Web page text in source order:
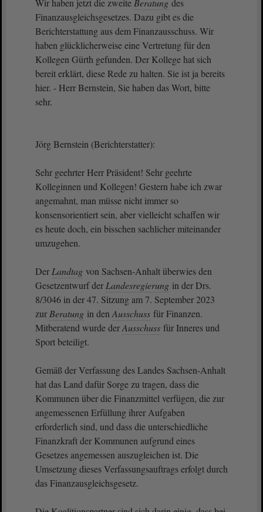
Wir haben jetzt die zweite Beratung des
Finanzausgleichsgesetzes. Dazu gibt es die
Berichterstattung aus dem Finanzausschuss. Wir
haben glücklicherweise eine Vertretung für den
Kollegen Gürth gefunden. Der Kollege hat sich
bereit erklärt, diese Rede zu halten. Sie ist ja bereits
hier. - Herr Bernstein, Sie haben das Wort, bitte
sehr.
Jörg Bernstein (Berichterstatter):
Sehr geehrter Herr Präsident! Sehr geehrte
Kolleginnen und Kollegen! Gestern habe ich zwar
angemahnt, man müsse nicht immer so
konsensorientiert sein, aber vielleicht schaffen wir
es heute doch, ein bisschen sachlicher miteinander
umzugehen.
Der Landtag von Sachsen-Anhalt überwies den
Gesetzentwurf der Landesregierung in der Drs.
8/3046 in der 47. Sitzung am 7. September 2023
zur Beratung in den Ausschuss für Finanzen.
Mitberatend wurde derAusschuss für Inneres und
Sport beteiligt.
Gemäß der Verfassung des Landes Sachsen-Anhalt
hat das Land dafür Sorge zu tragen, dass die
Kommunen über die Finanzmittel verfügen, die zur
angemessenen Erfüllung ihrer Aufgaben
erforderlich sind, und dass die unterschiedliche
Finanzkraft der Kommunen aufgrund eines
Gesetzes angemessen auszugleichen ist. Die
Umsetzung dieses Verfassungsauftrags erfolgt durch
das Finanzausgleichsgesetz.